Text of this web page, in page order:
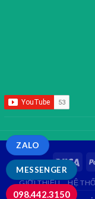
GIỚI THIỆU HỆ
MESSENGER
ZALO
098.442.3150